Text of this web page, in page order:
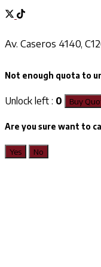
Av. Caseros 4140,
Not enough quota to
Unlock left : 0 Buy
Are you sure want to
Yes No